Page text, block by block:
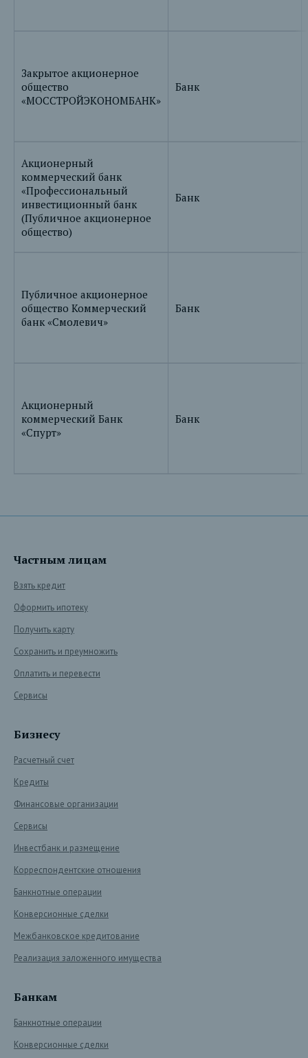
Закрытое акционерное
общество
«МОССТРОЙЭКОНОМБАНК»
Банк
Акционерный
коммерческий банк
«Профессиональный
инвестиционный банк
(Публичное акционерное
общество)
Банк
Публичное акционерное
общество Коммерческий
банк «Смолевич»
Банк
Акционерный
коммерческий Банк
«Спурт»
Банк
Частным лицам
Взять кредит
Оформить ипотеку
Получить карту
Сохранить и преумножить
Оплатить и перевести
Сервисы
Бизнесу
Расчетный счет
Кредиты
Финансовые организации
Сервисы
Инвестбанк и размещение
Корреспондентские отношения
Банкнотные операции
Конверсионные сделки
Межбанковское кредитование
Реализация заложенного имущества
Банкам
Банкнотные операции
Конверсионные сделки